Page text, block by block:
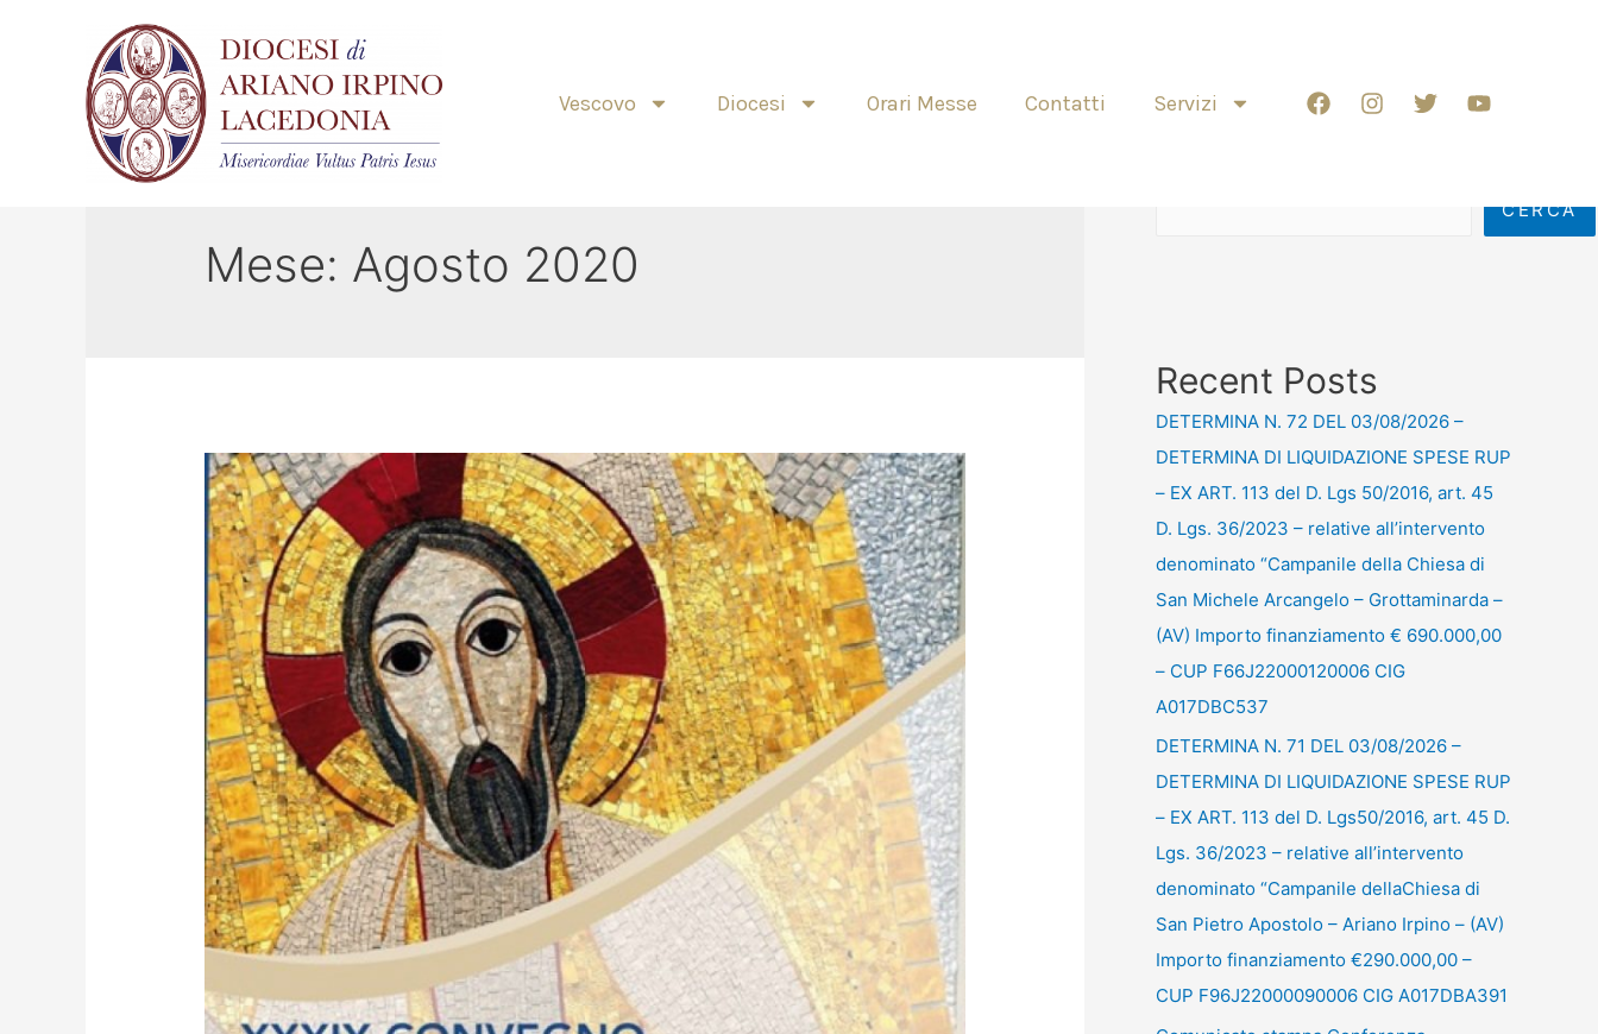
Vescovo Diocesi Orari Messe Contatti Servizi
Mese: Agosto 2020
CERCA
Recent Posts
DETERMINA N. 72 DEL 03/08/2026 –
DETERMINA DI LIQUIDAZIONE SPESE RUP
– EX ART. 113 del D. Lgs 50/2016, art. 45
D. Lgs. 36/2023 – relative all’intervento
denominato “Campanile della Chiesa di
San Michele Arcangelo – Grottaminarda –
(AV) Importo finanziamento € 690.000,00
– CUP F66J22000120006 CIG
A017DBC537
DETERMINA N. 71 DEL 03/08/2026 –
DETERMINA DI LIQUIDAZIONE SPESE RUP
– EX ART. 113 del D. Lgs50/2016, art. 45 D.
Lgs. 36/2023 – relative all’intervento
denominato “Campanile dellaChiesa di
San Pietro Apostolo – Ariano Irpino – (AV)
Importo finanziamento €290.000,00 –
CUP F96J22000090006 CIG A017DBA391